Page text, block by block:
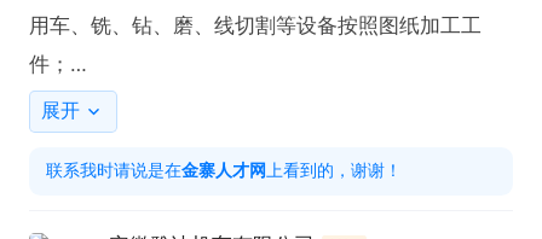
用车、铣、钻、磨、线切割等设备按照图纸加工工
件；
4、对加工中发现的问题及时与设计人员沟通确认，
制定调整方案，确保开发进度。
任职要求：
展开
联系我时请说是在金寨人才网上看到的，谢谢！